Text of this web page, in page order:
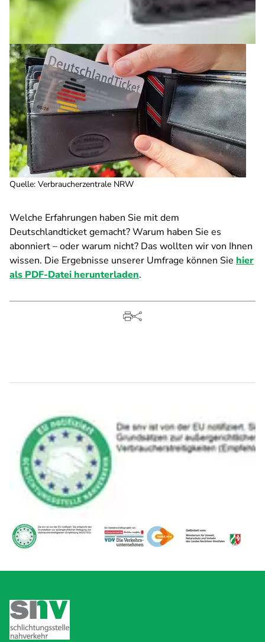
Quelle: Verbraucherzentrale NRW
Welche Erfahrungen haben Sie mit dem
Deutschlandticket gemacht? Warum haben Sie es
abonniert – oder warum nicht? Das wollten wir von Ihnen
wissen. Die Ergebnisse unserer Umfrage können Sie hier
als PDF-Datei herunterladen.